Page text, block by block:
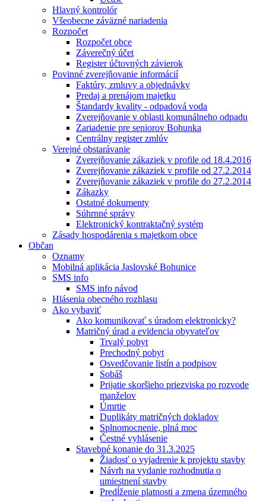
Hlavný kontrolór
Všeobecne záväzné nariadenia
Rozpočet
Rozpočet obce
Záverečný účet
Register účtovných závierok
Povinné zverejňovanie informácií
Faktúry, zmluvy a objednávky
Predaj a prenájom majetku
Štandardy kvality - odpadová voda
Zverejňovanie v oblasti komunálneho odpadu
Zariadenie pre seniorov Bohunka
Centrálny register zmlúv
Verejné obstarávanie
Zverejňovanie zákaziek v profile od 18.4.2016
Zverejňovanie zákaziek v profile od 27.2.2014
Zverejňovanie zákaziek v profile do 27.2.2014
Zákazky
Ostatné dokumenty
Súhrnné správy
Elektronický kontraktačný systém
Zásady hospodárenia s majetkom obce
Občan
Oznamy
Mobilná aplikácia Jaslovské Bohunice
SMS info
SMS info návod
Hlásenia obecného rozhlasu
Ako vybaviť
Ako komunikovať s úradom elektronicky?
Matričný úrad a evidencia obyvateľov
Trvalý pobyt
Prechodný pobyt
Osvedčovanie listín a podpisov
Sobáš
Prijatie skoršieho priezviska po rozvode
manželov
Úmrtie
Duplikáty matričných dokladov
Splnomocnenie, plná moc
Čestné vyhlásenie
Stavebné konanie do 31.3.2025
Žiadosť o vyjadrenie k projektu stavby
Návrh na vydanie rozhodnutia o
umiestnení stavby
Predĺženie platnosti a zmena územného